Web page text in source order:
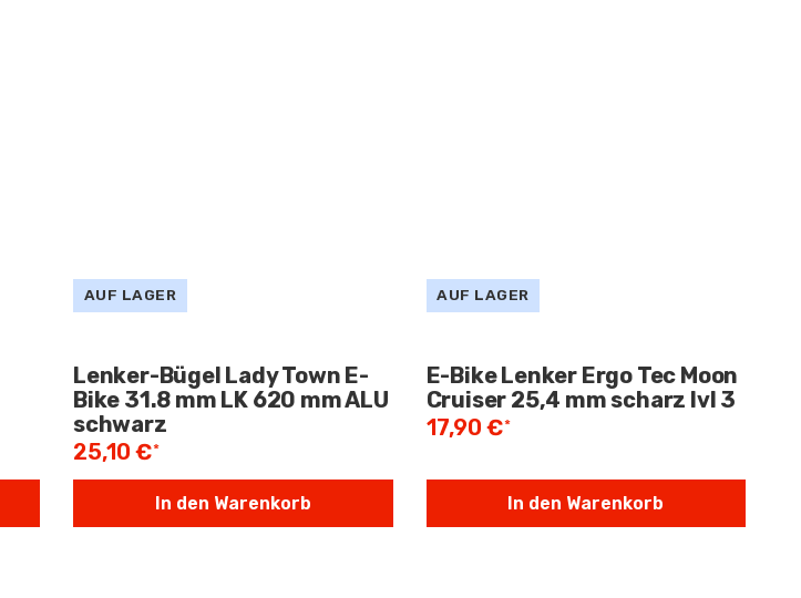
AUF LAGER
Lenker-Bügel Lady Town E-
Bike 31.8 mm LK 620 mm ALU
schwarz
25,10 €*
In den Warenkorb
AUF LAGER
E-Bike Lenker Ergo Tec Moon
Cruiser 25,4 mm scharz lvl 3
17,90 €*
In den Warenkorb